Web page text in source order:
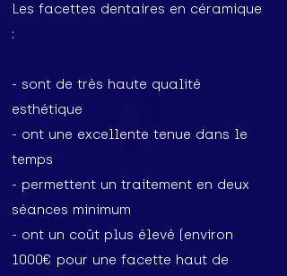
Les facettes dentaires en céramique
:
- sont de très haute qualité
esthétique
- ont une excellente tenue dans le
temps
- permettent un traitement en deux
séances minimum
- ont un coût plus élevé (environ
1000€ pour une facette haut de